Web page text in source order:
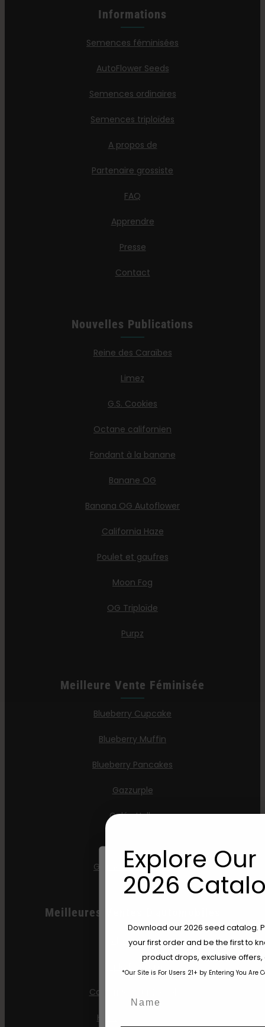
Informations
Semences féminisées
AutoFlower Seeds
Semences ordinaires
Semences triploïdes
A propos de
Partenaire grossiste
FAQ
Apprendre
Presse
Contact
Nouvelles Publications
Reine des Caraïbes
Limez
G.S. Cookies
Octane californien
Fondant à la banane
Banane OG
Banana OG Autoflower
California Haze
Poulet et gaufres
Moon Fog
OG Triploïde
Purpz
Meilleure Vente Féminisée
Blueberry Cupcake
Blueberry Muffin
Blueberry Pancakes
Gazzurple
Gelée Hella
Graines de Stoopid
Meilleures Ventes D'automobiles
All Gas OG
California Sour Diesel
Humboldt Dream
Are You Aged 18 Or
The content and products of our
those of legal age.Please see
age_gapI accept cookie settings and
Explore Our
2026
Download our 2026 seed catalog.
your first order and be the first to
product drops, exclusive
*Our Site is For Users 21+ by Entering You Are